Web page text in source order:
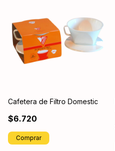
Cafetera de Filtro Domestic
$6.720
Comprar